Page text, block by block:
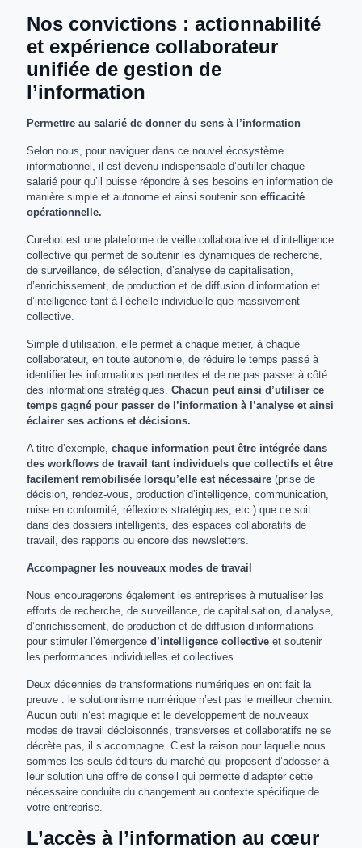
Nos convictions : actionnabilité
et expérience collaborateur
unifiée de gestion de
l’information
Permettre au salarié de donner du sens à l’information
Selon nous, pour naviguer dans ce nouvel écosystème
informationnel, il est devenu indispensable d’outiller chaque
salarié pour qu’il puisse répondre à ses besoins en information de
manière simple et autonome et ainsi soutenir son efficacité
opérationnelle.
Curebot est une plateforme de veille collaborative et d’intelligence
collective qui permet de soutenir les dynamiques de recherche,
de surveillance, de sélection, d’analyse de capitalisation,
d’enrichissement, de production et de diffusion d’information et
d’intelligence tant à l’échelle individuelle que massivement
collective.
Simple d’utilisation, elle permet à chaque métier, à chaque
collaborateur, en toute autonomie, de réduire le temps passé à
identifier les informations pertinentes et de ne pas passer à côté
des informations stratégiques. Chacun peut ainsi d’utiliser ce
temps gagné pour passer de l’information à l’analyse et ainsi
éclairer ses actions et décisions.
A titre d’exemple, chaque information peut être intégrée dans
des workflows de travail tant individuels que collectifs et être
facilement remobilisée lorsqu’elle est nécessaire (prise de
décision, rendez-vous, production d’intelligence, communication,
mise en conformité, réflexions stratégiques, etc.) que ce soit
dans des dossiers intelligents, des espaces collaboratifs de
travail, des rapports ou encore des newsletters.
Accompagner les nouveaux modes de travail
Nous encouragerons également les entreprises à mutualiser les
efforts de recherche, de surveillance, de capitalisation, d’analyse,
d’enrichissement, de production et de diffusion d’informations
pour stimuler l’émergence d’intelligence collective et soutenir
les performances individuelles et collectives
Deux décennies de transformations numériques en ont fait la
preuve : le solutionnisme numérique n’est pas le meilleur chemin.
Aucun outil n’est magique et le développement de nouveaux
modes de travail décloisonnés, transverses et collaboratifs ne se
décrète pas, il s’accompagne. C’est la raison pour laquelle nous
sommes les seuls éditeurs du marché qui proposent d’adosser à
leur solution une offre de conseil qui permette d’adapter cette
nécessaire conduite du changement au contexte spécifique de
votre entreprise.
L’accès à l’information au cœur